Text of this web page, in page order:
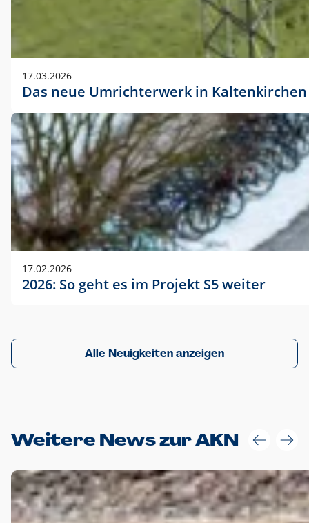
17.03.2026
Das neue Umrichterwerk in Kaltenkirchen
17.02.2026
2026: So geht es im Projekt S5 weiter
Alle Neuigkeiten anzeigen
Weitere News zur AKN